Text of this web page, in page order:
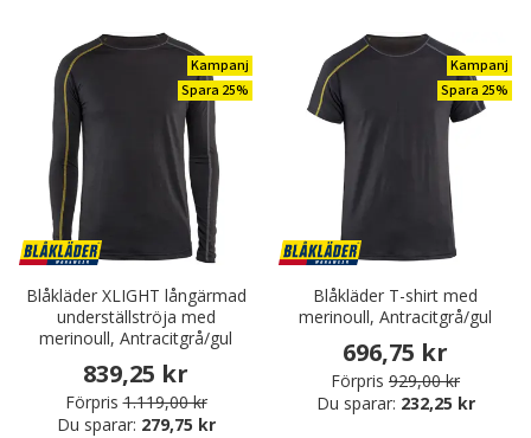
Kampanj
Spara 25%
Blåkläder XLIGHT långärmad
underställströja med
merinoull, Antracitgrå/gul
839,25 kr
Förpris 1.119,00 kr
Du sparar: 279,75 kr
Kampanj
Spara 25%
Blåkläder T-shirt med
merinoull, Antracitgrå/gul
696,75 kr
Förpris 929,00 kr
Du sparar: 232,25 kr